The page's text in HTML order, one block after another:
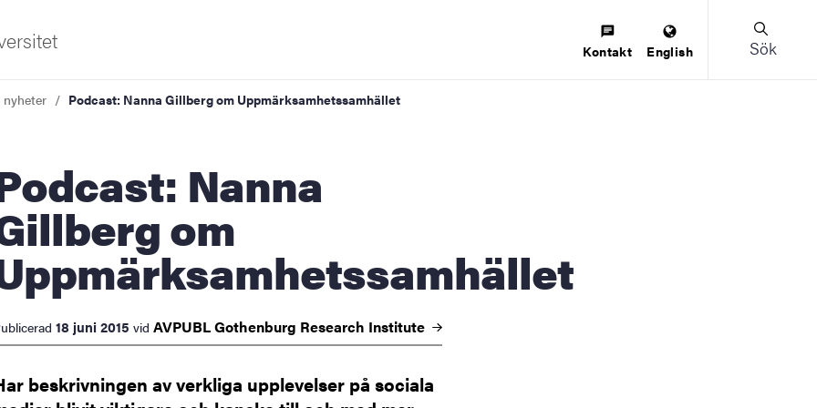
innovation
Kontakt English Sök
nyheter Podcast: Nanna Gillberg om Uppmärksamhetssamhället
Nanna
om
18 juni 2015 vid AVPUBL Gothenburg Research Institute
beskrivningen av verkliga upplevelser på sociala